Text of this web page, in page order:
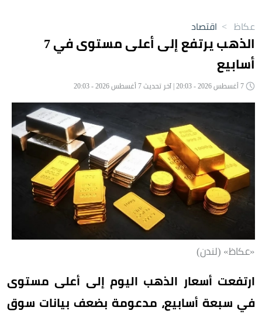
عكاظ > اقتصاد
الذهب يرتفع إلى أعلى مستوى في 7
أسابيع
«عكاظ» (لندن)
ارتفعت أسعار الذهب اليوم إلى أعلى مستوى
في سبعة أسابيع، مدعومة بضعف بيانات سوق